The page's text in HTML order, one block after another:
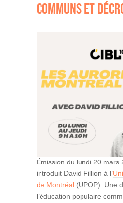
COMMUNS ET
Émission du lundi 20 mars
introduit David Fillion à l’
de Montréal (UPOP). Une
l’éducation populaire